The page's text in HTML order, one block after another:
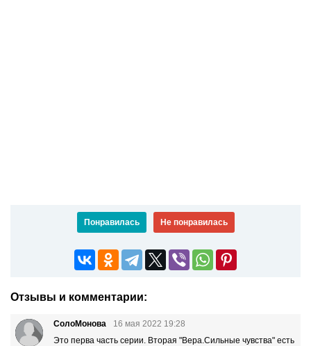
Понравилась Не понравилась
Отзывы и комментарии:
СолоМонова
16 мая 2022 19:28
Это перва часть серии. Вторая "Вера.Сильные чувства" есть